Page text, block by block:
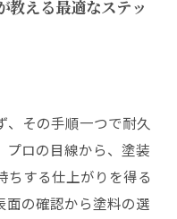
教える最適なステッ
、その手順一つで耐久
プロの目線から、塗装
ちする仕上がりを得る
面の確認から塗料の選